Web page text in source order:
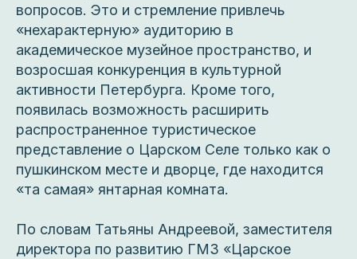
вопросов. Это и стремление привлечь
«нехарактерную» аудиторию в
академическое музейное пространство, и
возросшая конкуренция в культурной
активности Петербурга. Кроме того,
появилась возможность расширить
распространенное туристическое
представление о Царском Селе только как о
пушкинском месте и дворце, где находится
«та самая» янтарная комната.
По словам Татьяны Андреевой, заместителя
директора по развитию ГМЗ «Царское